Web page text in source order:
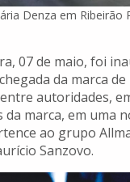
Denza em Ribeirão
07 de maio, foi
da marca
autoridades,
marca, em uma
ao grupo
Sanzovo.